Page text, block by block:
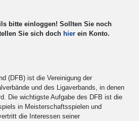
bitte einloggen! Sollten Sie noch
Sie sich doch hier ein Konto.
(DFB) ist die Vereinigung der
und des Ligaverbands, in denen
Die wichtigste Aufgabe des DFB ist die
in Meisterschaftsspielen und
die Interessen seiner